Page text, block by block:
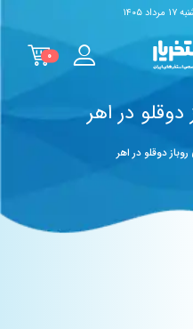
۱۷ مرداد ۱۴۰۵
۰
در اهر
دوقلو در اهر